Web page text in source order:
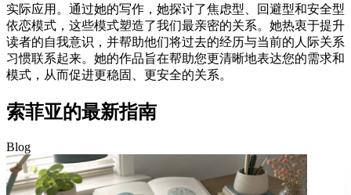
实际应用。通过她的写作，她探讨了焦虑型、回避型和安全型
依恋模式，这些模式塑造了我们最亲密的关系。她热衷于提升
读者的自我意识，并帮助他们将过去的经历与当前的人际关系
习惯联系起来。她的作品旨在帮助您更清晰地表达您的需求和
模式，从而促进更稳固、更安全的关系。
索菲亚的最新指南
Blog